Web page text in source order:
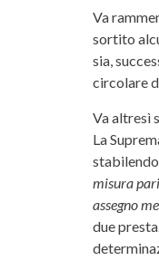
Va
sortito
sia,
circolare
Va altresì
La
misura
assegno
due